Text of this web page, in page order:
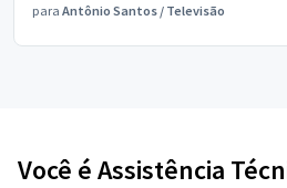
para Antônio Santos / Televisão
Você é Assistência